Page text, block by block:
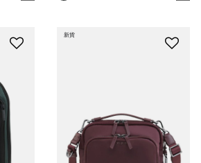
新貨